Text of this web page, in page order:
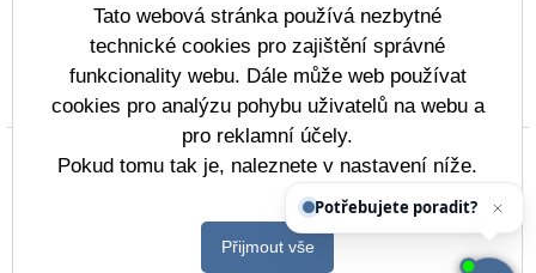
Prohlášení o přístupnosti Mapa webu Cookies
Copyright © 2022 - 2023 Střední škola lodní dopravy
Vitalex Group
Postaveno ve službě
VlastníŠkolníWeb.cz
| Na redakčním
Tato webová stránka používá nezbytné
technické cookies pro zajištění správné
funkcionality webu. Dále může web používat
cookies pro analýzu pohybu uživatelů na webu a
pro reklamní účely.
Pokud tomu tak je, naleznete v nastavení níže.
Přijmout vše
Potřebujete poradit?Zeptej